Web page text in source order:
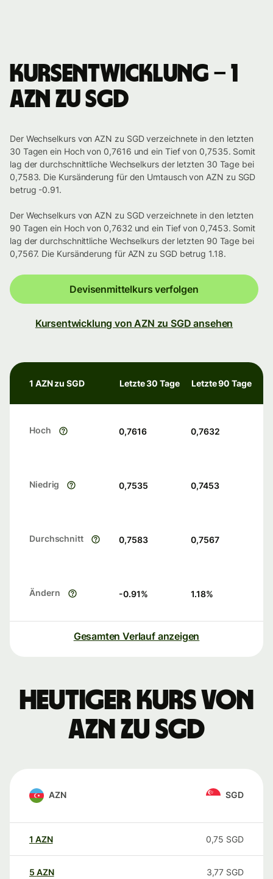
Kursentwicklung – 1
AZN zu SGD
Der Wechselkurs von AZN zu SGD verzeichnete in den letzten
30 Tagen ein Hoch von 0,7616 und ein Tief von 0,7535. Somit
lag der durchschnittliche Wechselkurs der letzten 30 Tage bei
0,7583. Die Kursänderung für den Umtausch von AZN zu SGD
betrug -0.91.
Der Wechselkurs von AZN zu SGD verzeichnete in den letzten
90 Tagen ein Hoch von 0,7632 und ein Tief von 0,7453. Somit
lag der durchschnittliche Wechselkurs der letzten 90 Tage bei
0,7567. Die Kursänderung für AZN zu SGD betrug 1.18.
Devisenmittelkurs verfolgen
Kursentwicklung von AZN zu SGD ansehen
1 AZN zu SGD Letzte 30 Tage Letzte 90 Tage
Hoch 0,7616 0,7632
Niedrig 0,7535 0,7453
Durchschnitt 0,7583 0,7567
Ändern -0.91% 1.18%
Gesamten Verlauf anzeigen
Heutiger Kurs von
AZN zu SGD
AZN SGD
1 AZN 0,75 SGD
5 AZN 3,77 SGD